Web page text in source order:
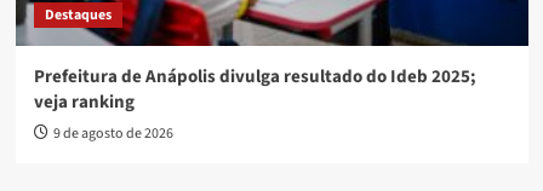
Destaques
Prefeitura de Anápolis divulga resultado do Ideb 2025;
veja ranking
9 de agosto de 2026